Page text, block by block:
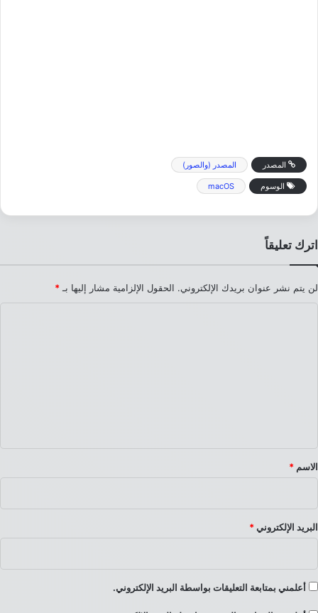
المصدر المصدر (والصور)
الوسوم macOS
اترك تعليقاً
لن يتم نشر عنوان بريدك الإلكتروني. الحقول الإلزامية مشار إليها بـ *
*
الاسم *
البريد الإلكتروني *
أعلمني بمتابعة التعليقات بواسطة البريد الإلكتروني.